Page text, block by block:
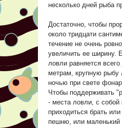
несколько дней рыба
Достаточно, чтобы
около тридцати
течение не очень
увеличить ее ширину.
ловли равняется
метрам, крупную рыбу
ночью при свете
Чтобы поддерживать
- места ловли, с
приходиться брать
пешню, или маленький